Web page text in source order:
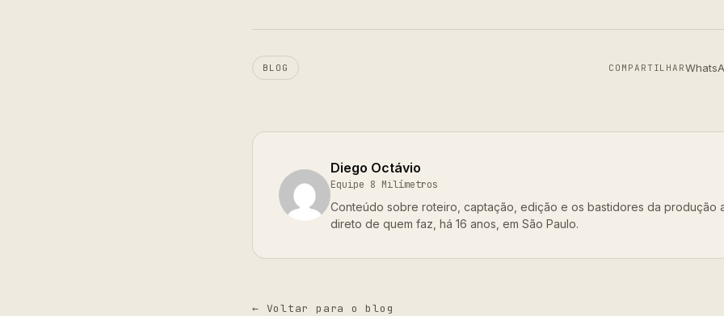
BLOG COMPARTILHAR
Diego Octávio
Equipe 8 Milímetros
Conteúdo sobre roteiro, captação, edição e os bastidores da produção
direto de quem faz, há 16 anos, em São Paulo.
← Voltar para o blog